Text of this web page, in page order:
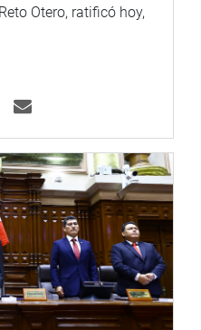
Otero, ratificó hoy,